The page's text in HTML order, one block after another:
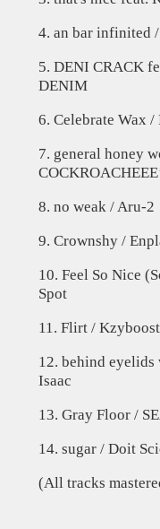
4. an bar infinited
5. DENI CRACK
DENIM
6. Celebrate Wax /
7. general honey
8. no weak / Aru-2
9. Crownshy /
10. Feel So Nice
Spot
11. Flirt / Kzyboost
12. behind eyelids
Isaac
13. Gray Floor /
14. sugar / Doit
(All tracks